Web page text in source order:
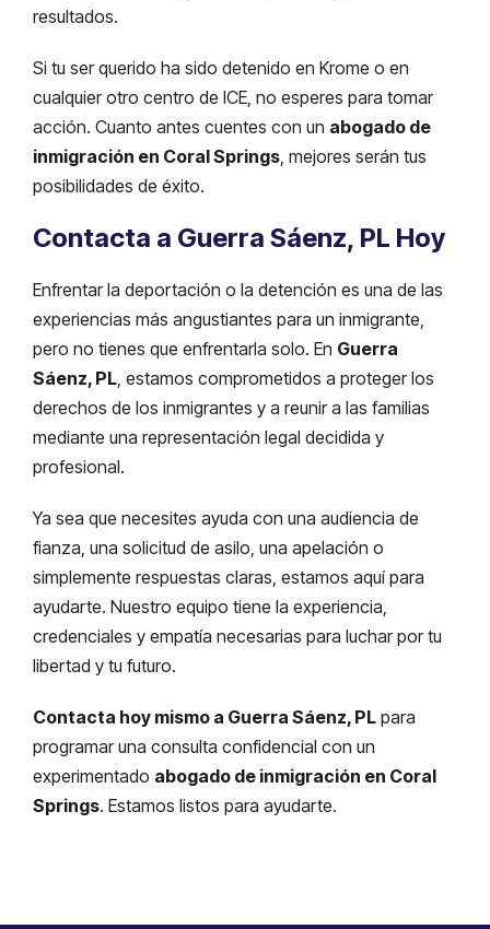
resultados.
Si tu ser querido ha sido detenido en Krome o en
cualquier otro centro de ICE, no esperes para tomar
acción. Cuanto antes cuentes con un abogado de
inmigración en Coral Springs , mejores serán tus
posibilidades de éxito.
Contacta a Guerra Sáenz, PL Hoy
Enfrentar la deportación o la detención es una de las
experiencias más angustiantes para un inmigrante,
pero no tienes que enfrentarla solo. En Guerra
Sáenz, PL , estamos comprometidos a proteger los
derechos de los inmigrantes y a reunir a las familias
mediante una representación legal decidida y
profesional.
Ya sea que necesites ayuda con una audiencia de
fianza, una solicitud de asilo, una apelación o
simplemente respuestas claras, estamos aquí para
ayudarte. Nuestro equipo tiene la experiencia,
credenciales y empatía necesarias para luchar por tu
libertad y tu futuro.
Contacta hoy mismo a Guerra Sáenz, PL para
programar una consulta confidencial con un
experimentado abogado de inmigración en Coral
Springs. Estamos listos para ayudarte.